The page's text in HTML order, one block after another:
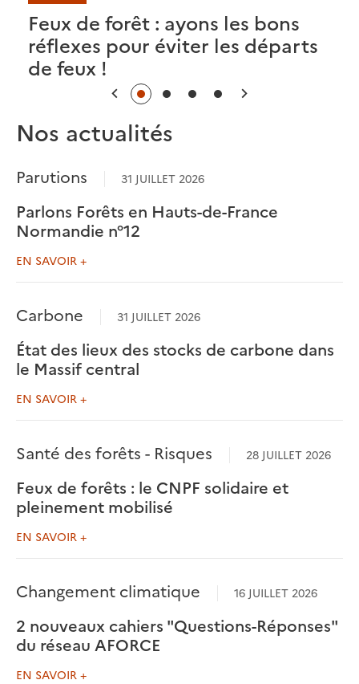
Feux de forêt : ayons les bons
réflexes pour éviter les départs
de feux !
Nos actualités
Parutions 31 JUILLET 2026
Parlons Forêts en Hauts-de-France
Normandie n°12
EN SAVOIR +
Carbone 31 JUILLET 2026
État des lieux des stocks de carbone dans
le Massif central
EN SAVOIR +
Santé des forêts - Risques 28 JUILLET 2026
Feux de forêts : le CNPF solidaire et
pleinement mobilisé
EN SAVOIR +
Changement climatique 16 JUILLET 2026
2 nouveaux cahiers "Questions-Réponses"
du réseau AFORCE
EN SAVOIR +